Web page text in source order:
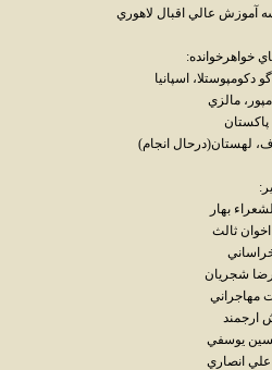
آموزش عالي اقبال لاهوري
خواهرخوانده:
دکومپوستلا، اسپانيا
مالزي
پاکستان
لهستان(درحال انجام)
بهار
ثالث
شجريان
ارجمند
يوسفي
انصاري